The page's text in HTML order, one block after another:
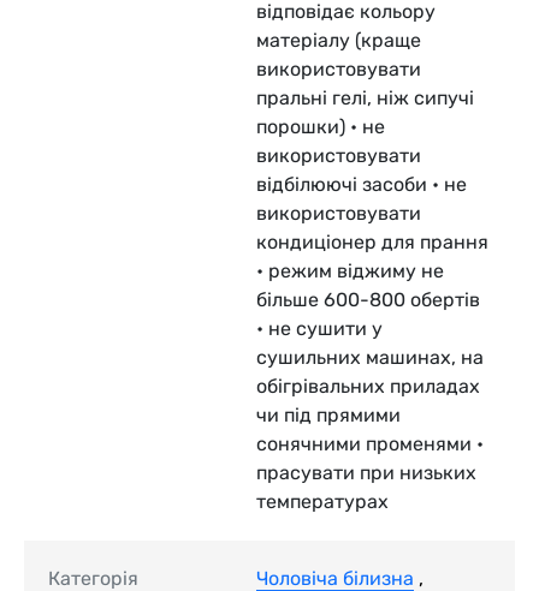
відповідає кольору
матеріалу (краще
використовувати
пральні гелі, ніж сипучі
порошки) • не
використовувати
відбілюючі засоби • не
використовувати
кондиціонер для прання
• режим віджиму не
більше 600-800 обертів
• не сушити у
сушильних машинах, на
обігрівальних приладах
чи під прямими
сонячними променями •
прасувати при низьких
температурах
Категорія Чоловіча білизна ,